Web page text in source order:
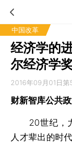
中国改革
经济学的
尔经济学
2016年09月01日第
财新智库公共
20世纪，尤
人才辈出的时